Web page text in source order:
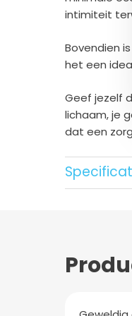
intimiteit
Bovendien
het een
Geef jezelf
lichaam, je
dat een